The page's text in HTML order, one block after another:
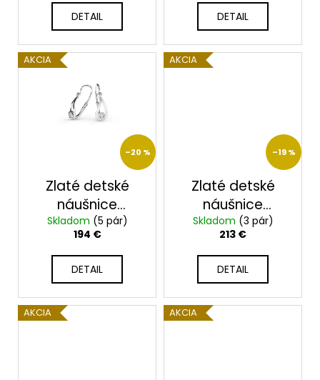
v
DETAIL DETAIL
AKCIA
–20 %
Zlaté detské
náušnice
2326/B/X
Skladom (5 pár)
194 €
DETAIL
AKCIA
–19 %
Zlaté detské
náušnice
2390/B/XC
Skladom (3 pár)
213 €
DETAIL
AKCIA AKCIA